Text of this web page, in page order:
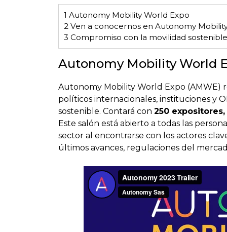
1 Autonomy Mobility World Expo
2Ven a conocernos en Autonomy
3 Compromiso con la movilidad sostenible
Autonomy Mobility World
Autonomy Mobility World Expo (AMWE)
políticos internacionales, instituciones y
sostenible. Contará con 250
Este salón está abierto a todas las
sector al encontrarse con los actores
últimos avances, regulaciones del